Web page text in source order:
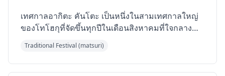
เทศกาลอากิตะ คันโตะ เป็นหนึ่งในสามเทศกาลใหญ่
ของโทโฮกุที่จัดขึ้นทุกปีในเดือนสิงหาคมที่ใจกลาง
ทางวัฒนธรรม...
Traditional Festival (matsuri)